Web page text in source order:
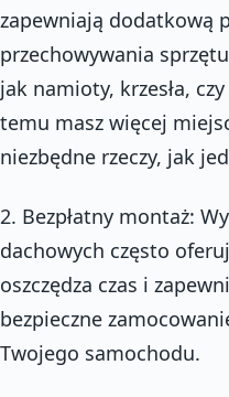
zapewniają dodatkową
przechowywania
jak namioty, krzesła,
temu masz więcej
niezbędne rzeczy, jak
2. Bezpłatny montaż:
dachowych często
oszczędza czas i
bezpieczne
Twojego samochodu.